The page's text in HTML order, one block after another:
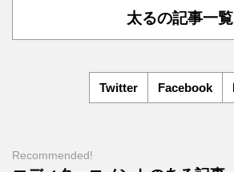
太るの記事一覧
Twitter Facebook
Recommended!